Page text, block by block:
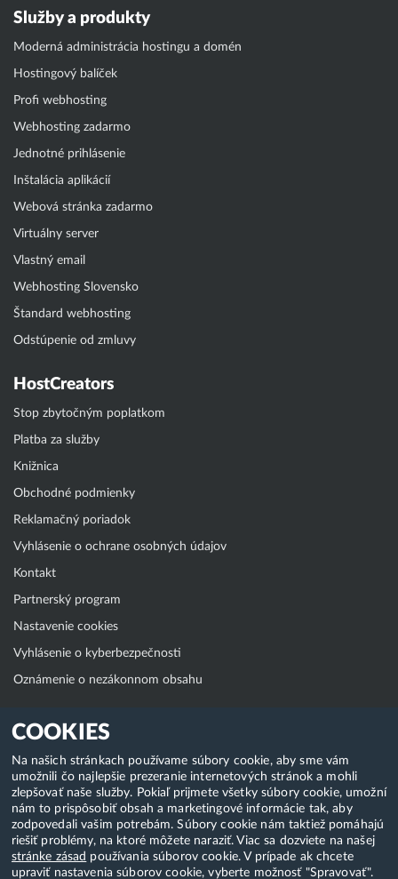
COOKIES
Na našich stránkach používame súbory cookie, aby sme vám
umožnili čo najlepšie prezeranie internetových stránok a mohli
zlepšovať naše služby. Pokiaľ prijmete všetky súbory cookie, umožní
nám to prispôsobiť obsah a marketingové informácie tak, aby
zodpovedali vašim potrebám. Súbory cookie nám taktiež pomáhajú
riešiť problémy, na ktoré môžete naraziť. Viac sa dozviete na našej
stránke zásad používania súborov cookie. V prípade ak chcete
upraviť nastavenia súborov cookie, vyberte možnosť "Spravovať".
Služby a produkty
Moderná administrácia hostingu a domén
Hostingový balíček
Profi webhosting
Webhosting zadarmo
Jednotné prihlásenie
Inštalácia aplikácií
Webová stránka zadarmo
Virtuálny server
Vlastný email
Webhosting Slovensko
Štandard webhosting
Odstúpenie od zmluvy
HostCreators
Stop zbytočným poplatkom
Platba za služby
Knižnica
Obchodné podmienky
Reklamačný poriadok
Vyhlásenie o ochrane osobných údajov
Kontakt
Partnerský program
Nastavenie cookies
Vyhlásenie o kyberbezpečnosti
Oznámenie o nezákonnom obsahu
Klientská zóna
WebAdmin
WebMail
Zmena hesla (E-mail, FTP, SSH)
Webhosting
Domény